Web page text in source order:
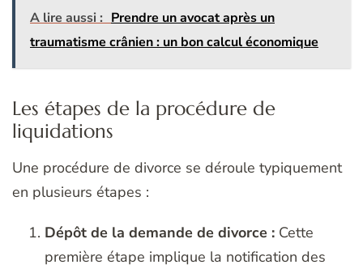
A lire aussi : Prendre un avocat après un
traumatisme crânien : un bon calcul économique
Les étapes de la procédure de
liquidations
Une procédure de divorce se déroule typiquement
en plusieurs étapes :
Dépôt de la demande de divorce : Cette
première étape implique la notification des